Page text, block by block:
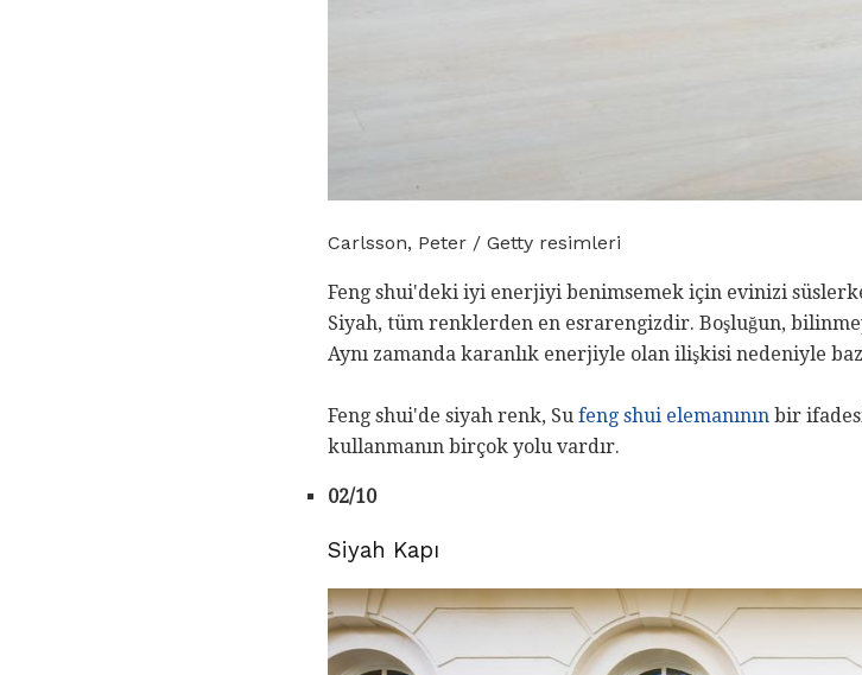
Carlsson, Peter / Getty resimleri
Feng shui'deki iyi enerjiyi benimsemek için evinizi
Siyah, tüm renklerden en esrarengizdir. Boşluğun,
Aynı zamanda karanlık enerjiyle olan ilişkisi nedeniyle
Feng shui'de siyah renk, Su feng shui elemanının bir
kullanmanın birçok yolu vardır.
02/10
Siyah Kapı